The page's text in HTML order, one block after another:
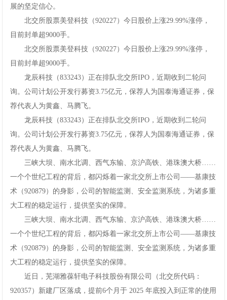
展的坚定信心。
北交所股票美登科技（920227）今日股价上涨29.99%涨停，
目前封单超9000手。
北交所股票美登科技（920227）今日股价上涨29.99%涨停，
目前封单超9000手。
龙辰科技（833243）正在排队北交所IPO，近期收到二轮问
询。公司计划公开发行募资3.75亿元，保荐人为国泰海通证券，保
荐代表人为黄鑫、马腾飞。
龙辰科技（833243）正在排队北交所IPO，近期收到二轮问
询。公司计划公开发行募资3.75亿元，保荐人为国泰海通证券，保
荐代表人为黄鑫、马腾飞。
三峡大坝、南水北调、西气东输、京沪高铁、港珠澳大桥……
一个个世纪工程的背后，都闪烁着一家北交所上市公司——基康技
术（920879）的身影，公司的智能监测、安全监测系统，为诸多重
大工程的稳定运行，提供坚实的保障。
三峡大坝、南水北调、西气东输、京沪高铁、港珠澳大桥……
一个个世纪工程的背后，都闪烁着一家北交所上市公司——基康技
术（920879）的身影，公司的智能监测、安全监测系统，为诸多重
大工程的稳定运行，提供坚实的保障。
近日，芜湖雅葆轩电子科技股份有限公司（北交所代码：
920357）新建厂区落成，提前6个月于2025年底投入到正常的使用